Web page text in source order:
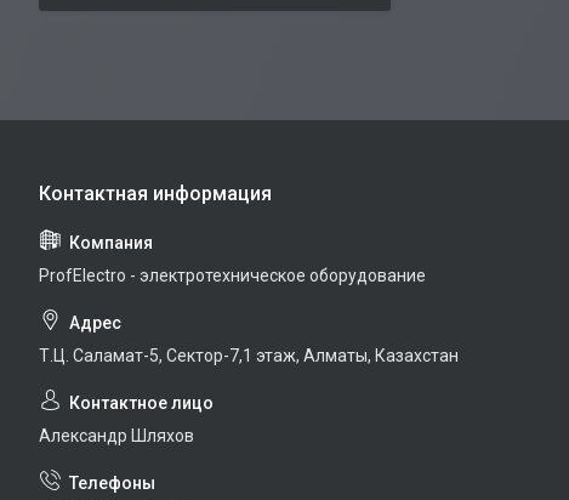
ProfElectro - электротехническое оборудование
Т.Ц. Саламат-5, Cектор-7,1 этаж, Алматы, Казахстан
Александр Шляхов